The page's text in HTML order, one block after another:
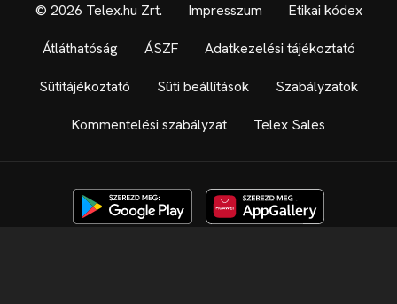
© 2026 Telex.hu Zrt. Impresszum Etikai kódex
Átláthatóság ÁSZF Adatkezelési tájékoztató
Sütitájékoztató Süti beállítások Szabályzatok
Kommentelési szabályzat Telex Sales